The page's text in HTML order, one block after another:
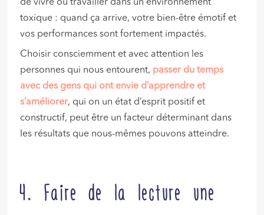
de vivre ou travailler dans un environnement
toxique : quand ça arrive, votre bien-être émotif et
vos performances sont fortement impactés.
Choisir consciemment et avec attention les
personnes qui nous entourent, passer du temps
avec des gens qui ont envie d’apprendre et
s’améliorer, qui on un état d’esprit positif et
constructif, peut être un facteur déterminant dans
les résultats que nous-mêmes pouvons atteindre.
4. Faire de la lecture une